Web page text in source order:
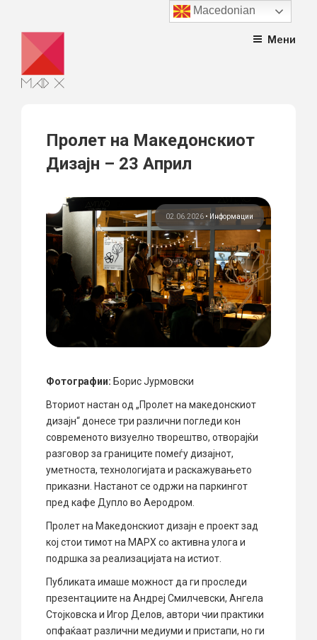
content
Мени
Пролет на Македонскиот
Дизајн – 23 Април
02.06.2026 • Информации
Фотографии: Борис Јурмовски
Вториот настан од „Пролет на македонскиот
дизајн“ донесе три различни погледи кон
современото визуелно творештво, отворајќи
разговор за границите помеѓу дизајнот,
уметноста, технологијата и раскажувањето
приказни. Настанот се одржи на паркингот
пред кафе Дупло во Аеродром.
Пролет на Македонскиот дизајн е проект зад
кој стои тимот на МАРХ со активна улога и
подршка за реализацијата на истиот.
Публиката имаше можност да ги проследи
презентациите на Андреј Смилчевски, Ангела
Стојковска и Игор Делов, автори чии практики
опфаќаат различни медиуми и пристапи, но ги
Macedonian